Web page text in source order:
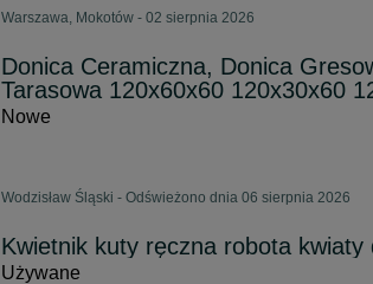
Warszawa, Mokotów - 02 sierpnia 2026
Donica Ceramiczna, Donica
Tarasowa 120x60x60 120x30x60
Nowe
Wodzisław Śląski - Odświeżono dnia 06 sierpnia 2026
Kwietnik kuty ręczna robota kwiaty
Używane